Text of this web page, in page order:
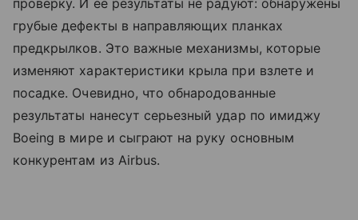
проверку. И ее результаты не радуют: обнаружены
грубые дефекты в направляющих планках
предкрылков. Это важные механизмы, которые
изменяют характеристики крыла при взлете и
посадке. Очевидно, что обнародованные
результаты нанесут серьезный удар по имиджу
Boeing в мире и сыграют на руку основным
конкурентам из Airbus.